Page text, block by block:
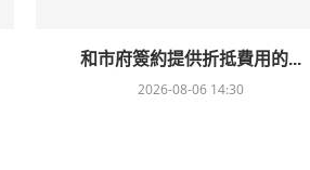
和市府簽約提供折抵費用的...
2026-08-06 14:30